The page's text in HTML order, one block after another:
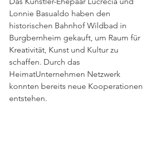
Lonnie Basualdo haben den
historischen Bahnhof Wildbad in
Burgbernheim gekauft, um Raum für
Kreativität, Kunst und Kultur zu
schaffen. Durch das
HeimatUnternehmen Netzwerk
konnten bereits neue Kooperationen
entstehen.